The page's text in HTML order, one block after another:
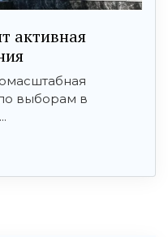
активная
выборам в